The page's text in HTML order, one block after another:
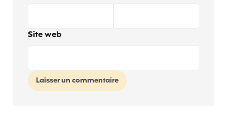
Site web